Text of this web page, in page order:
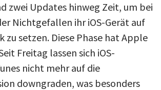
zwei Updates hinweg Zeit, um bei
Nichtgefallen ihr iOS-Gerät auf
zu setzen. Diese Phase hat Apple
Freitag lassen sich iOS-
nicht mehr auf die
downgraden, was besonders